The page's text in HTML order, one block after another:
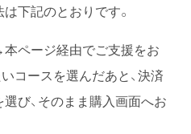
下記のとおりです。
ページ経由でご支援をお
コースを選んだあと、決済
び、そのまま購入画面へお